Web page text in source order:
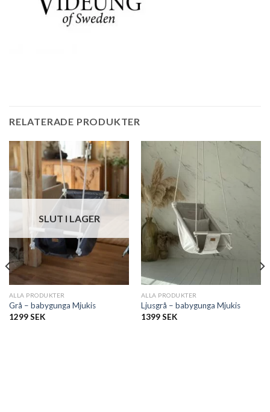
RELATERADE PRODUKTER
SLUT I LAGER
ALLA PRODUKTER
Grå – babygunga Mjukis
1299SEK
ALLA PRODUKTER
Ljusgrå – babygunga Mjukis
1399SEK